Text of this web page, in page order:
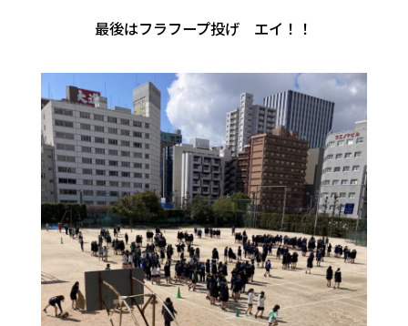
最後はフラフープ投げ エイ！！